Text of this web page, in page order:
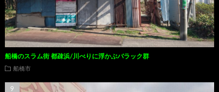
船橋のスラム街 都疎浜/川べりに浮かぶバラック群
船橋市